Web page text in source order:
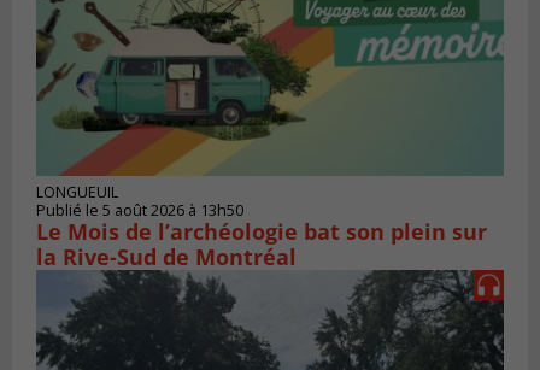
LONGUEUIL
Publié le 5 août 2026 à 13h50
Le Mois de l’archéologie bat son plein sur
la Rive-Sud de Montréal